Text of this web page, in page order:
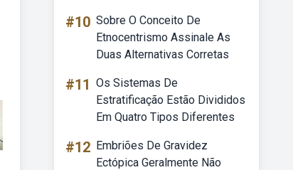
#10 Sobre O Conceito De
Etnocentrismo Assinale As
Duas Alternativas Corretas
#11 Os Sistemas De
Estratificação Estão Divididos
Em Quatro Tipos Diferentes
#12 Embriões De Gravidez
Ectópica Geralmente Não